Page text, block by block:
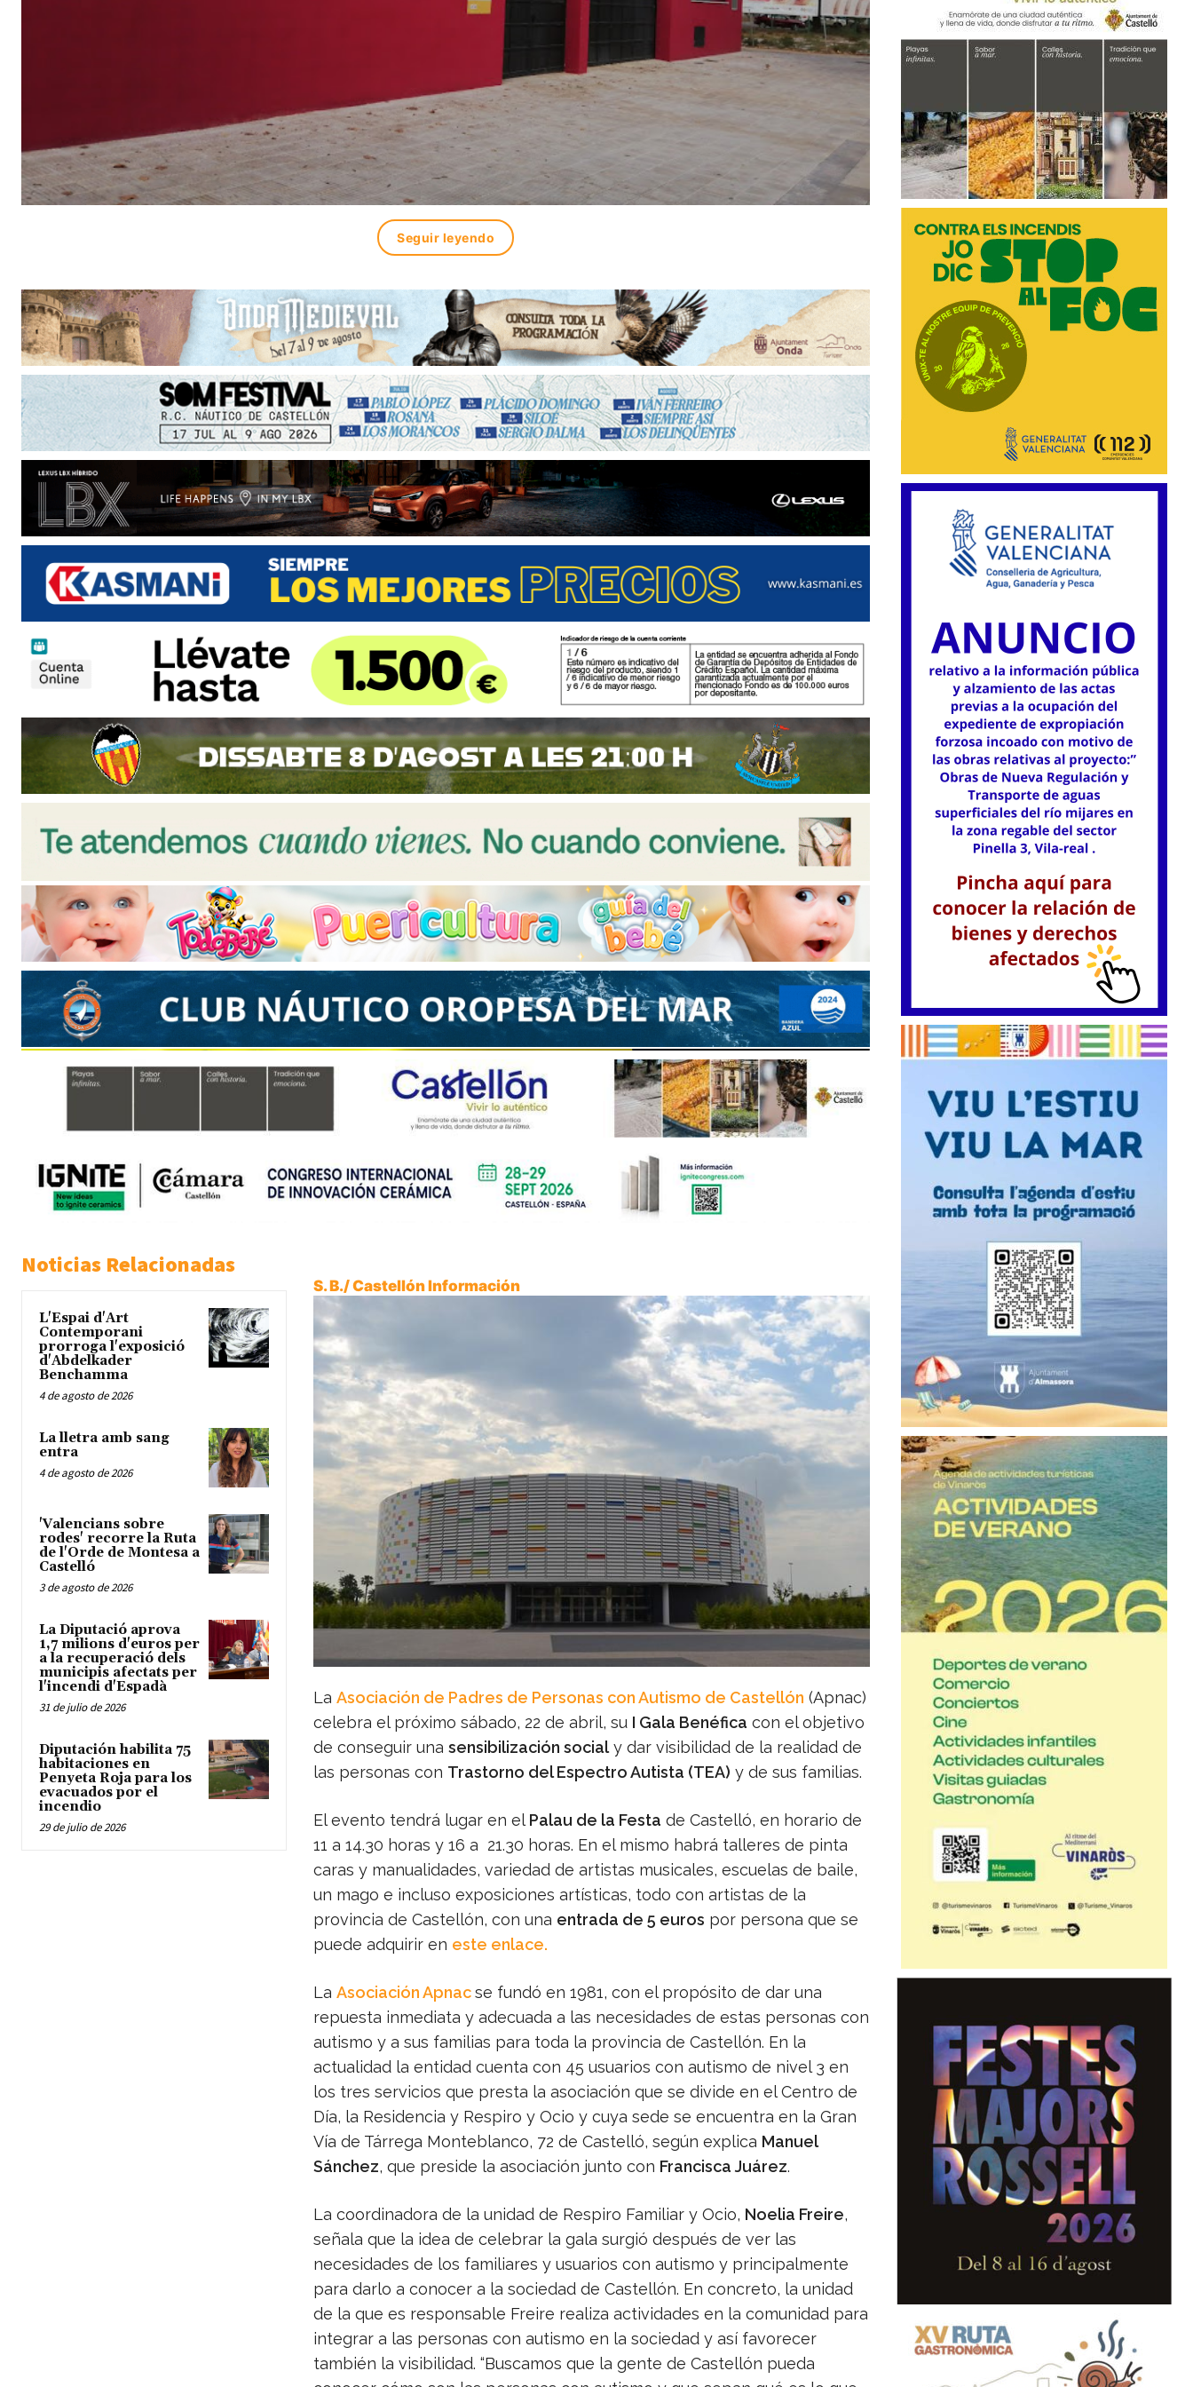
Seguir leyendo
Noticias Relacionadas
L'Espai d'Art
Contemporani
prorroga l'exposició
d'Abdelkader
Benchamma
4 de agosto de 2026
La lletra amb sang
entra
4 de agosto de 2026
'Valencians sobre
rodes' recorre la Ruta
de l'Orde de Montesa a
Castelló
3 de agosto de 2026
La Diputació aprova
1,7 milions d'euros per
a la recuperació dels
municipis afectats per
l'incendi d'Espadà
31 de julio de 2026
Diputación habilita 75
habitaciones en
Penyeta Roja para los
evacuados por el
incendio
29 de julio de 2026
S. B./ Castellón Información
La Asociación de Padres de Personas con Autismo de Castellón (Apnac)
celebra el próximo sábado, 22 de abril, su I Gala Benéfica con el objetivo
de conseguir una sensibilización socialy dar visibilidad de la realidad de
las personas con Trastorno del Espectro Autista (TEA) y de sus familias.
El evento tendrá lugar en elPalau de la Festa de Castelló, en horario de
11 a 14.30 horas y 16 a 21.30 horas. En el mismo habrá talleres de pinta
caras y manualidades, variedad de artistas musicales, escuelas de baile,
un mago e incluso exposiciones artísticas, todo con artistas de la
provincia de Castellón, con una entrada de 5 euros por persona que se
puede adquirir en este enlace.
La Asociación Apnacse fundó en 1981, con el propósito de dar una
repuesta inmediata y adecuada a las necesidades de estas personas con
autismo y a sus familias para toda la provincia de Castellón. En la
actualidad la entidad cuenta con 45 usuarios con autismo de nivel 3 en
los tres servicios que presta la asociación que se divide en el Centro de
Día, la Residencia y Respiro y Ocio y cuya sede se encuentra en la Gran
Vía de Tárrega Monteblanco, 72 de Castelló, según explica Manuel
Sánchez, que preside la asociación junto con Francisca Juárez.
La coordinadora de la unidad de Respiro Familiar y Ocio, Noelia Freire,
señala que la idea de celebrar la gala surgió después de ver las
necesidades de los familiares y usuarios con autismo y principalmente
para darlo a conocer a la sociedad de Castellón. En concreto, la unidad
de la que es responsable Freire realiza actividades en la comunidad para
integrar a las personas con autismo en la sociedad y así favorecer
también la visibilidad. “Buscamos que la gente de Castellón pueda